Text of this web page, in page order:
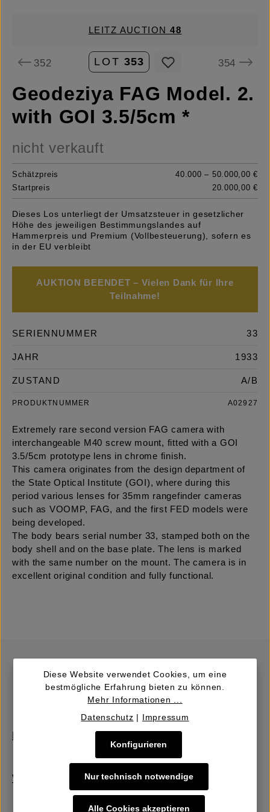
LEITZ AUCTION48
352 LOT 353 354
Geodeziya FAG Model. 2.
with GOI 3.5/5cm *
nicht verkauft
Schätzpreis
40.000 – 50.000,00 €
Startpreis
20.000,00 €
Dieses Los unterliegt der Umsatzsteuer in gesetzlicher
Höhe des jeweiligen Bestimmungslandes auf
Hammerpreis und Premium (Vollbesteuerung), sofern es
in der EU verbleibt
AUKTION BEENDET – Vielen Dank für Ihre
Teilnahme!
SERIENNUMMER 33
JAHR 1933
ZUSTAND A/B
PRODUKTNUMMER A02927
Extremely rare second version FAG camera with
interchangeable M40 screw mount, fitted with a GOI
3.5/5cm prototype lens in chrome finish.
This camera originates from the design department of
the State Optical Institute (GOI), where during this
period various lenses for 35mm rangefinder cameras
such as VOOMP, FAG, and the first FED models were
being developed.
The body bears serial number 33, stamped both on the
body shell and on the base plate. The lens is marked
with the same number on the mount. The camera is in
excellent original condition and fully functional.
Verkaufen | Einbringen
Diese Website verwendet Cookies, um eine
bestmögliche Erfahrung bieten zu können.
Mehr Informationen ...
Datenschutz | Impressum
Nur technisch notwendige
Konfigurieren
Alle Cookies akzeptieren